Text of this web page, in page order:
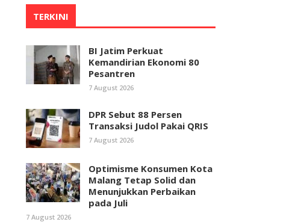
TERKINI
BI Jatim Perkuat
Kemandirian Ekonomi 80
Pesantren
7 August 2026
DPR Sebut 88 Persen
Transaksi Judol Pakai QRIS
7 August 2026
Optimisme Konsumen Kota
Malang Tetap Solid dan
Menunjukkan Perbaikan
pada Juli
7 August 2026